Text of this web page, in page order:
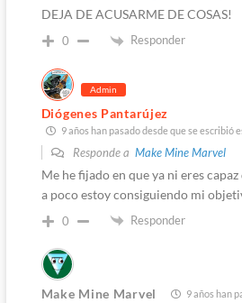
DEJA DE ACUSARME DE COSAS!
0 Responder
Admin
Diógenes Pantarújez
9 años han pasado desde que se escribió
Responde a Make Mine Marvel
Me he fijado en que ya ni eres
a poco estoy consiguiendo mi
0 Responder
Make Mine Marvel 9 años han